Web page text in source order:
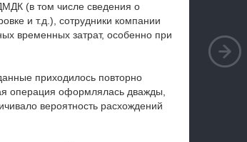
(в том числе сведения о
и т.д.), сотрудники компании
временных затрат, особенно при
приходилось повторно
операция оформлялась дважды,
вероятность расхождений